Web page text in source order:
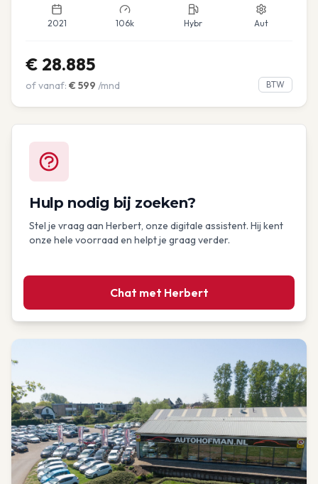
2021 106k Hybr Aut
€ 28.885
of vanaf: € 599 /mnd BTW
Hulp nodig bij zoeken?
Stel je vraag aan Herbert, onze digitale assistent. Hij kent
onze hele voorraad en helpt je graag verder.
Chat met Herbert